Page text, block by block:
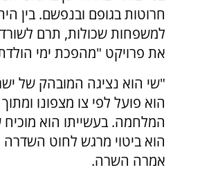
חרוטות בגופם ובנפשם. בין
למשפחות שכולות, תרם
את פרויקט "מהפכת ימי
"שי הוא נציגה המובהק של
הוא פועל לפי צו מצפונו
המלחמה. בעשייתו הוא
הוא ביטוי מרגש לחוט
אמרה השרה.